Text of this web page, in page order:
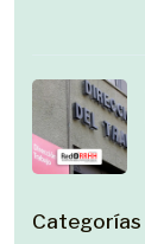
Categorías